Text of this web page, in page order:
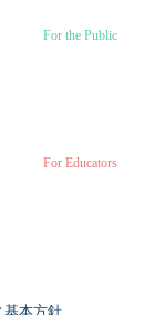
For the Public
For Educators
基本方針